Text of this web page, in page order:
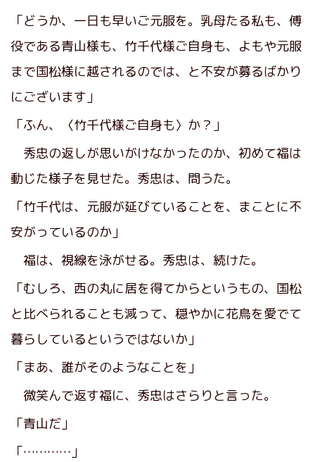
「どうか、一日も早いご元服を。乳母たる私も、傅
役である青山様も、竹千代様ご自身も、よもや元服
まで国松様に越されるのでは、と不安が募るばかり
にございます」
「ふん、〈竹千代様ご自身も〉か？」
秀忠の返しが思いがけなかったのか、初めて福は
動じた様子を見せた。秀忠は、問うた。
「竹千代は、元服が延びていることを、まことに不
安がっているのか」
福は、視線を泳がせる。秀忠は、続けた。
「むしろ、西の丸に居を得てからというもの、国松
と比べられることも減って、穏やかに花鳥を愛でて
暮らしているというではないか」
「まあ、誰がそのようなことを」
微笑んで返す福に、秀忠はさらりと言った。
「青山だ」
「…………」